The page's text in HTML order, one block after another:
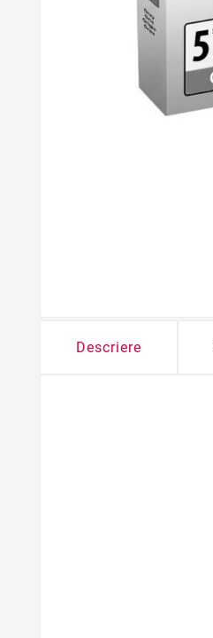
Descriere